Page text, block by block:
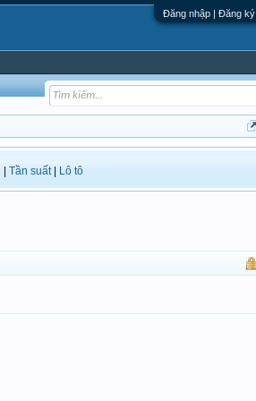
Đăng nhập | Đăng ký
Tần suất| Lô tô